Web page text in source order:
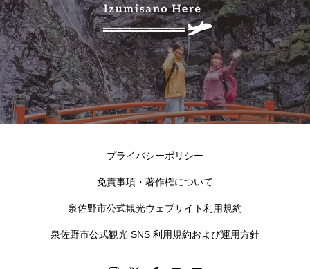
プライバシーポリシー
免責事項・著作権について
泉佐野市公式観光ウェブサイト利用規約
泉佐野市公式観光 SNS 利用規約および運用方針